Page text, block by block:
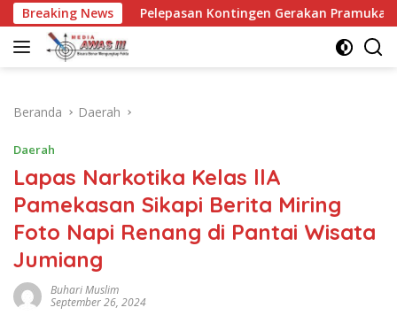
Langsung
ke
konten
Breaking News
Pelepasan Kontingen Gerakan Pramuka Kota Kediri yang
Beranda Daerah
Daerah
Lapas Narkotika Kelas llA
Pamekasan Sikapi Berita Miring
Foto Napi Renang di Pantai Wisata
Jumiang
Buhari Muslim
September 26, 2024